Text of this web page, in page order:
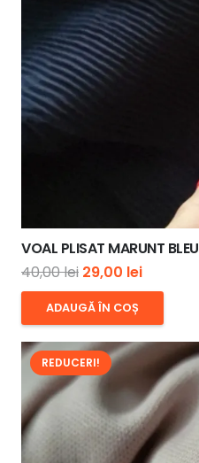
VOAL PLISAT MARUNT
40,00lei Prețul
inițial
a
fost:
40,00 lei.
29,00 leiPrețul
curent
este:
29,00
ADAUGĂ ÎN COȘ
REDUCERI!